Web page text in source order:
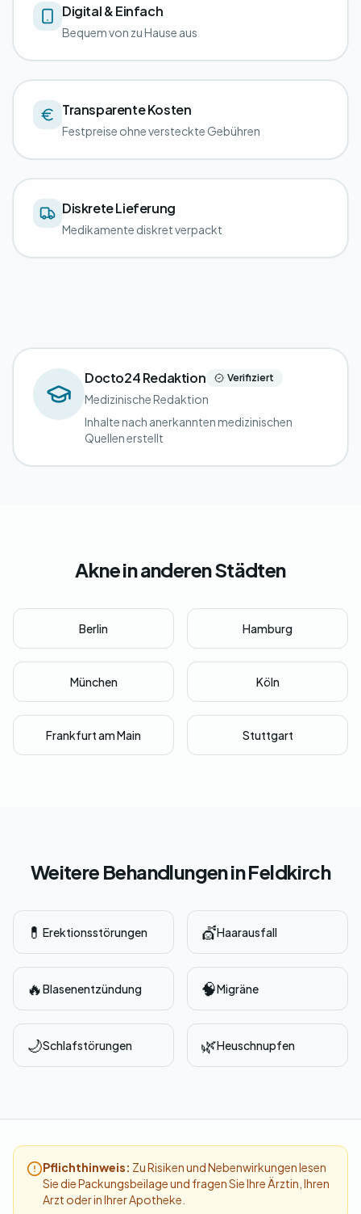
Digital & Einfach
Bequem von zu Hause aus
Transparente Kosten
Festpreise ohne versteckte Gebühren
Diskrete Lieferung
Medikamente diskret verpackt
Docto24 Redaktion Verifiziert
Medizinische Redaktion
Inhalte nach anerkannten medizinischen
Quellen erstellt
Akne in anderen Städten
Berlin Hamburg
München Köln
Frankfurt am Main Stuttgart
Weitere Behandlungen in Feldkirch
💊 Erektionsstörungen 💇Haarausfall
🔥Blasenentzündung 🧠Migräne
🌙Schlafstörungen 🌿Heuschnupfen
Pflichthinweis: Zu Risiken und Nebenwirkungen lesen
Sie die Packungsbeilage und fragen Sie Ihre Ärztin, Ihren
Arzt oder in Ihrer Apotheke.